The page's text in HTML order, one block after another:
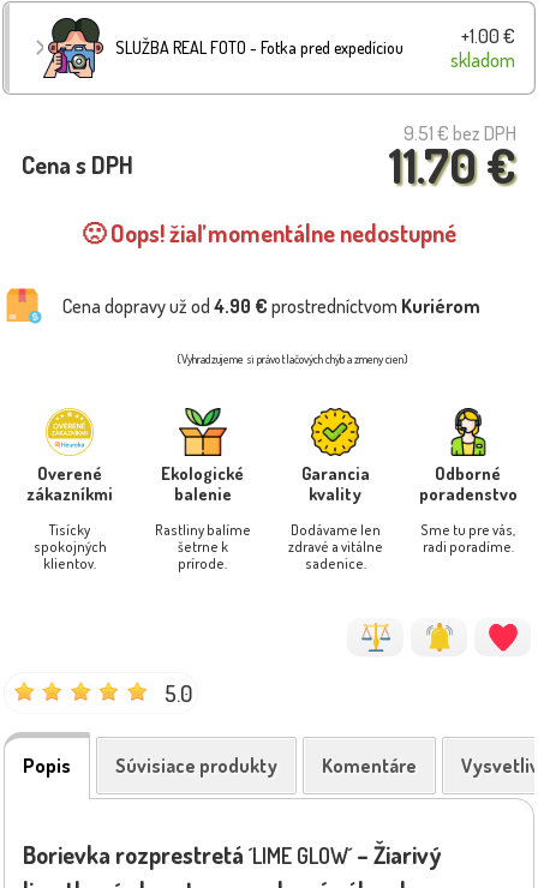
SLUŽBA REAL FOTO - Fotka pred expedíciou
+1.00 €
skladom
9.51 € bez DPH
11.70 €
Cena s DPH
🙁 Oops! žiaľ momentálne nedostupné
Cena dopravy už od 4.90 € prostredníctvom Kuriérom
(Vyhradzujeme si právo tlačových chýb a zmeny cien)
Overené
zákazníkmi
Tisícky
spokojných
klientov.
Ekologické
balenie
Rastliny balíme
šetrne k
prírode.
Garancia
kvality
Dodávame len
zdravé a vitálne
sadenice.
Odborné
poradenstvo
Sme tu pre vás,
radi poradíme.
5.0
Popis Súvisiace produkty Komentáre
Borievka rozprestretá ´LIME GLOW´– Žiarivý